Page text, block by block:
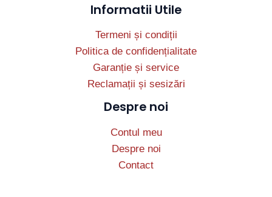
Informatii Utile
Termeni și condiții
Politica de confidențialitate
Garanție și service
Reclamații și sesizări
Despre noi
Contul meu
Despre noi
Contact